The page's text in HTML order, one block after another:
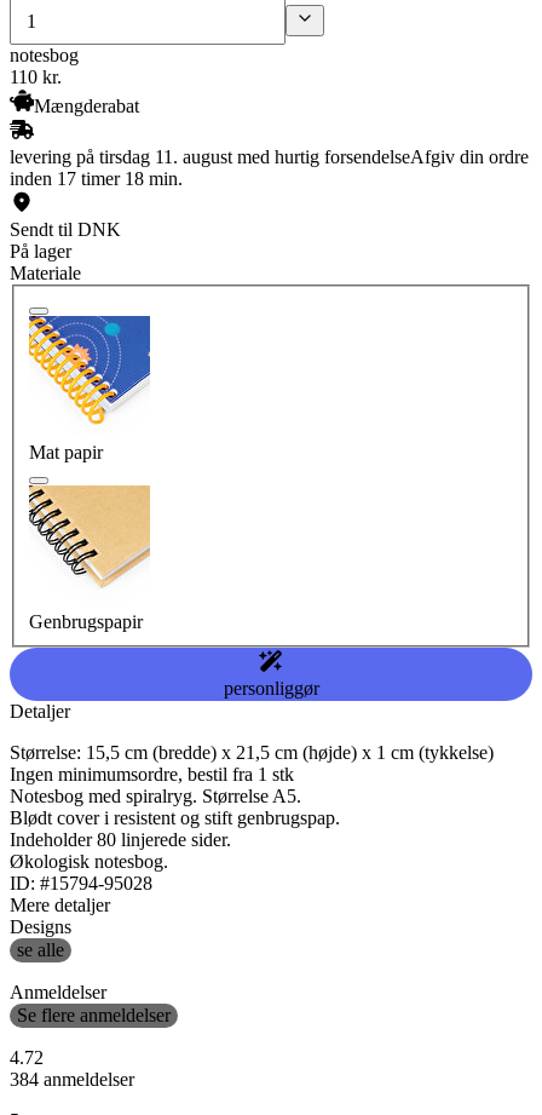
notesbog
110 kr.
Mængderabat
levering på tirsdag 11. august med hurtig forsendelseAfgiv din ordre
inden 17 timer 18 min.
Sendt til DNK
På lager
Materiale
Mat papir
Genbrugspapir
personliggør
Detaljer
Størrelse: 15,5 cm (bredde) x 21,5 cm (højde) x 1 cm (tykkelse)
Ingen minimumsordre, bestil fra 1 stk
Notesbog med spiralryg. Størrelse A5.
Blødt cover i resistent og stift genbrugspap.
Indeholder 80 linjerede sider.
Økologisk notesbog.
ID: #15794-95028
Mere detaljer
Designs
se alle
Anmeldelser
Se flere anmeldelser
4.72
384 anmeldelser